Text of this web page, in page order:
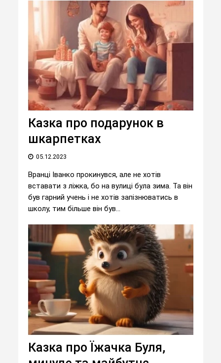
Казка про подарунок в
шкарпетках
05.12.2023
Вранці Іванко прокинувся, але не хотів
вставати з ліжка, бо на вулиці була зима. Та він
був гарний учень і не хотів запізнюватись в
школу, тим більше він був...
Казка про Їжачка Буля,